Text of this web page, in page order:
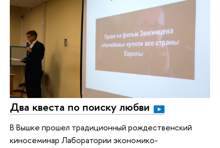
Два квеста по поиску любви
В Вышке прошел традиционный рождественский
киносеминар Лаборатории экономико-